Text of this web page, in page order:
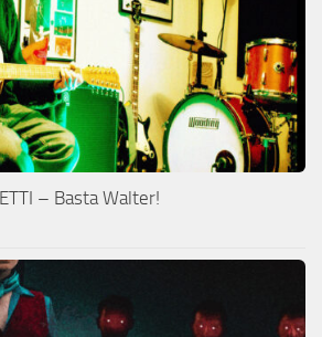
– Basta Walter!